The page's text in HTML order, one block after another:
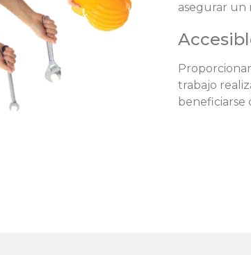
asegurar un
trabajo
beneficiarse